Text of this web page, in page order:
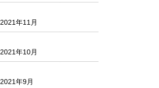
2021年11月
2021年10月
2021年9月